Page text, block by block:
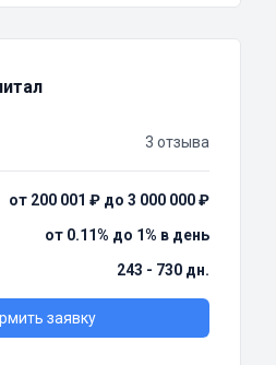
3 отзыва
от 200 001 ₽ до 3 000 000 ₽
от 0.11% до 1% в день
243 - 730 дн.
заявку